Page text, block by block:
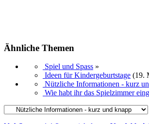
Ähnliche Themen
Spiel und Spass »
Ideen für Kindergeburtstage (19.
Nützliche Informationen - kurz
Wie habt ihr das Spielzimmer